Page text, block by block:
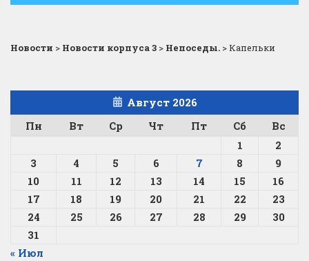
Новости > Новости корпуса 3 > Непоседы. >Капельки
Август 2026
Пн
Вт Ср Чт Пт Сб
Вс
1
2
3
4 5 6 7 8
9
10
11 12 13 14 15
16
17
18 19 20 21 22
23
24
25 26 27 28 29
30
31
« Июл